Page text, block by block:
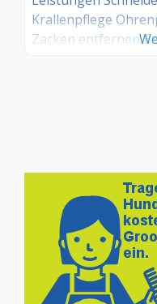
Krallenpflege
Zacken entfernen